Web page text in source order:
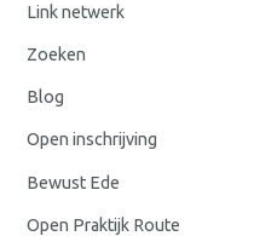
Link netwerk
Zoeken
Blog
Open inschrijving
Bewust Ede
Open Praktijk Route